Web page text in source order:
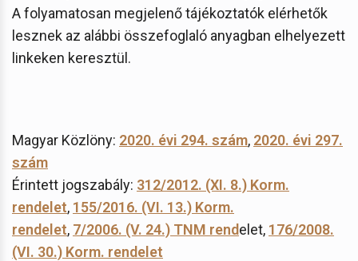
A folyamatosan megjelenő tájékoztatók elérhetők
lesznek az alábbi összefoglaló anyagban elhelyezett
linkeken keresztül.
Magyar Közlöny: 2020. évi 294. szám, 2020. évi 297.
szám
Érintett jogszabály: 312/2012. (XI. 8.) Korm.
rendelet, 155/2016. (VI. 13.) Korm.
rendelet, 7/2006. (V. 24.) TNM rendelet, 176/2008.
(VI. 30.) Korm. rendelet